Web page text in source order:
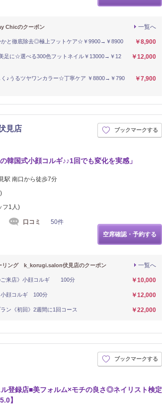
一覧へ
Chicのクーポン
かと徹底除去◎極上フットケア☆￥9900→￥8900 ￥8,900
足に☆選べる300色フットネイル￥13000→￥12
￥12,000
く♪うるツヤワンカラー☆丁寧ケア ￥8800→￥790
￥7,900
見店 ブックマークする
韓国式小顔コルギ♪♪1回でも変化を実感」
駅 南口から徒歩7分
フ1人)
口コミ 50件
空席確認・予約する
一覧へ
リング k_korugi.salon伏見店のクーポン
ご来店》小顔コルギ 100分 ￥10,000
小顔コルギ 100分 ￥12,000
ン《初回》2週間に1回コース ￥22,000
ブックマークする
ル登録店■美フォルム×モチの良さ◎ネイリスト検定
】